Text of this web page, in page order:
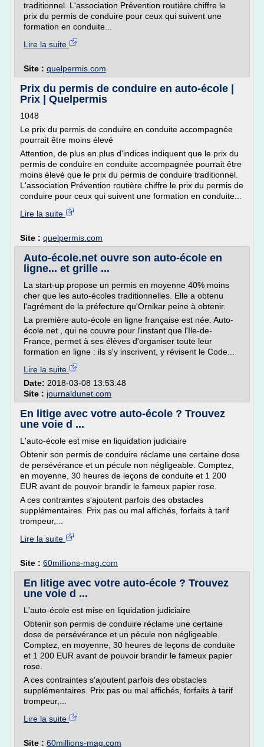
traditionnel. L'association Prévention routière chiffre le
prix du permis de conduire pour ceux qui suivent une
formation en conduite...
Lire la suite
Site : quelpermis.com
Prix du permis de conduire en auto-école |
Prix | Quelpermis
1048
Le prix du permis de conduire en conduite accompagnée
pourrait être moins élevé
Attention, de plus en plus d'indices indiquent que le prix du
permis de conduire en conduite accompagnée pourrait être
moins élevé que le prix du permis de conduire traditionnel.
L'association Prévention routière chiffre le prix du permis de
conduire pour ceux qui suivent une formation en conduite...
Lire la suite
Site : quelpermis.com
Auto-école.net ouvre son auto-école en
ligne... et grille ...
La start-up propose un permis en moyenne 40% moins
cher que les auto-écoles traditionnelles. Elle a obtenu
l'agrément de la préfecture qu'Ornikar peine à obtenir.
La première auto-école en ligne française est née. Auto-
école.net , qui ne couvre pour l'instant que l'Ile-de-
France, permet à ses élèves d'organiser toute leur
formation en ligne : ils s'y inscrivent, y révisent le Code...
Lire la suite
Date: 2018-03-08 13:53:48
Site : journaldunet.com
En litige avec votre auto-école ? Trouvez
une voie d ...
L'auto-école est mise en liquidation judiciaire
Obtenir son permis de conduire réclame une certaine dose
de persévérance et un pécule non négligeable. Comptez,
en moyenne, 30 heures de leçons de conduite et 1 200
EUR avant de pouvoir brandir le fameux papier rose.
A ces contraintes s'ajoutent parfois des obstacles
supplémentaires. Prix pas ou mal affichés, forfaits à tarif
trompeur,...
Lire la suite
Site : 60millions-mag.com
En litige avec votre auto-école ? Trouvez
une voie d ...
L'auto-école est mise en liquidation judiciaire
Obtenir son permis de conduire réclame une certaine
dose de persévérance et un pécule non négligeable.
Comptez, en moyenne, 30 heures de leçons de conduite
et 1 200 EUR avant de pouvoir brandir le fameux papier
rose.
A ces contraintes s'ajoutent parfois des obstacles
supplémentaires. Prix pas ou mal affichés, forfaits à tarif
trompeur,...
Lire la suite
Site : 60millions-mag.com